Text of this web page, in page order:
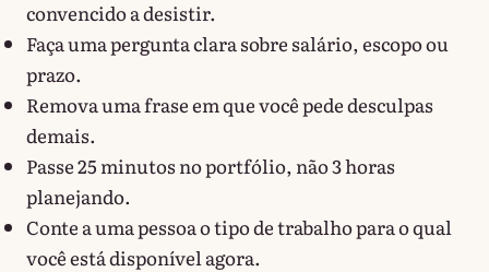
convencido a desistir.
Faça uma pergunta clara sobre salário, escopo ou
prazo.
Remova uma frase em que você pede desculpas
demais.
Passe 25 minutos no portfólio, não 3 horas
planejando.
Conte a uma pessoa o tipo de trabalho para o qual
você está disponível agora.